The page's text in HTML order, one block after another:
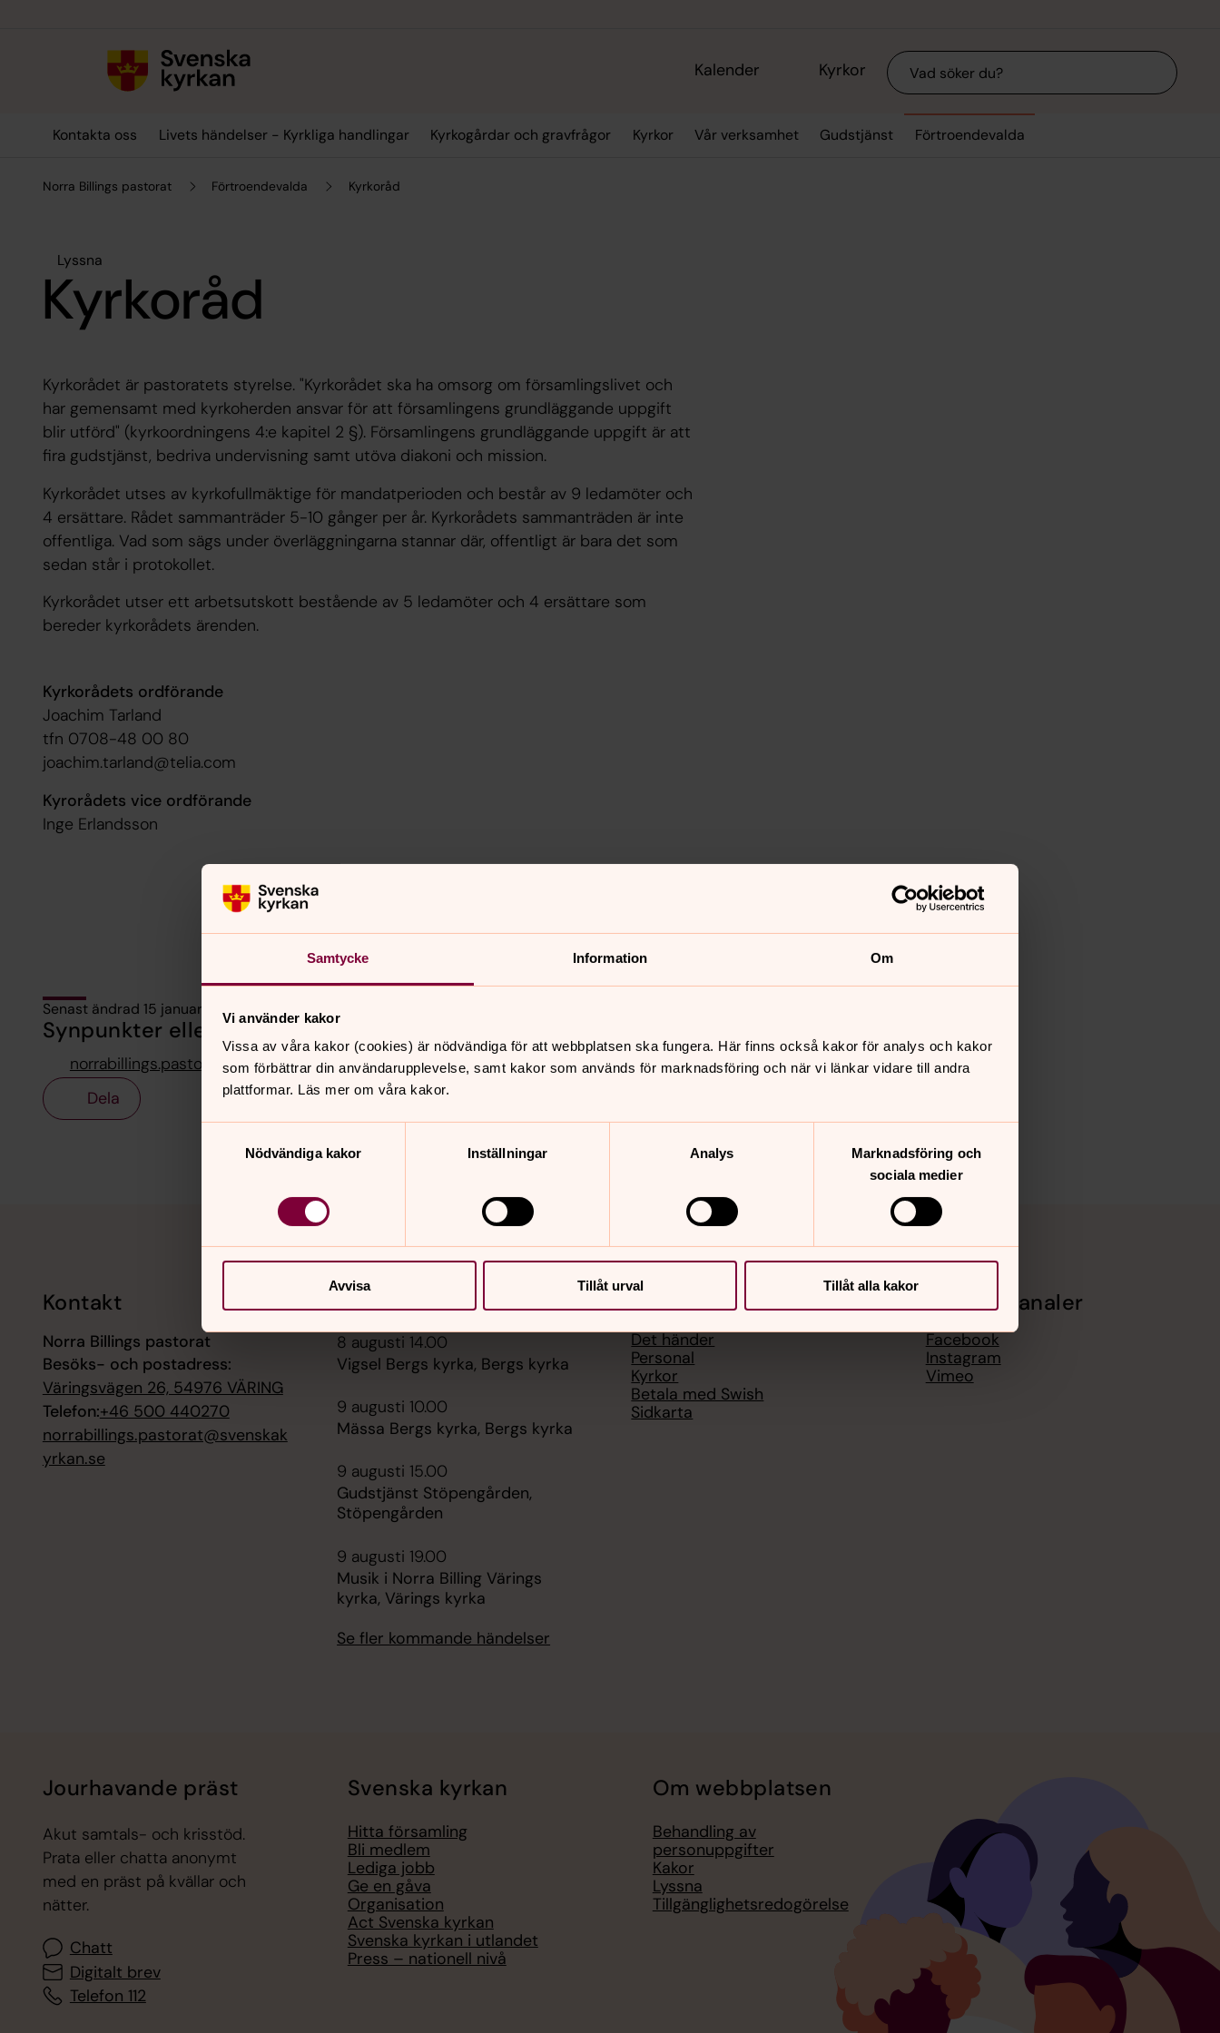
Samtycke Information Om
Vi använder kakor
Vissa av våra kakor (cookies) är nödvändiga för att webbplatsen ska fungera. Här finns också kakor för analys och kakor
som förbättrar din användarupplevelse, samt kakor som används för marknadsföring och när vi länkar vidare till andra
plattformar. Läs mer om våra kakor.
Nödvändiga kakor
Inställningar Analys
Marknadsföring och
sociala medier
Avvisa Tillåt urval Tillåt alla kakor
Kalender Kyrkor Sök
Kontakta oss Livets händelser - Kyrkliga handlingar Kyrkogårdar och gravfrågor Kyrkor Vår verksamhet Gudstjänst Förtroendevalda
Norra Billings pastorat Förtroendevalda Kyrkoråd
Lyssna
Kyrkoråd
Kyrkorådet är pastoratets styrelse. "Kyrkorådet ska ha omsorg om församlingslivet och
har gemensamt med kyrkoherden ansvar för att församlingens grundläggande uppgift
blir utförd" (kyrkoordningens 4:e kapitel 2 §). Församlingens grundläggande uppgift är att
fira gudstjänst, bedriva undervisning samt utöva diakoni och mission.
Kyrkorådet utses av kyrkofullmäktige för mandatperioden och består av 9 ledamöter och
4 ersättare. Rådet sammanträder 5-10 gånger per år. Kyrkorådets sammanträden är inte
offentliga. Vad som sägs under överläggningarna stannar där, offentligt är bara det som
sedan står i protokollet.
Kyrkorådet utser ett arbetsutskott bestående av 5 ledamöter och 4 ersättare som
bereder kyrkorådets ärenden.
Kyrkorådets ordförande
Joachim Tarland
tfn 0708-48 00 80
joachim.tarland@telia.com
Kyrorådets vice ordförande
Inge Erlandsson
Senast ändrad 15 januari 2026
Synpunkter eller frågor på sidans innehåll?
norrabillings.pastorat@svenskakyrkan.se
Dela
Kontakt
Norra Billings pastorat
Besöks- och postadress:
Väringsvägen 26, 54976 VÄRING
Telefon:+46 500 440270
norrabillings.pastorat@svenskak
yrkan.se
Kalender
8 augusti 14.00
Vigsel Bergs kyrka, Bergs kyrka
9 augusti 10.00
Mässa Bergs kyrka, Bergs kyrka
9 augusti 15.00
Gudstjänst Stöpengården,
Stöpengården
9 augusti 19.00
Musik i Norra Billing Värings
kyrka, Värings kyrka
Se fler kommande händelser
Hitta snabbt
Det händer
Personal
Kyrkor
Betala med Swish
Sidkarta
Sociala kanaler
Facebook
Instagram
Vimeo
Jourhavande präst
Akut samtals- och krisstöd.
Prata eller chatta anonymt
med en präst på kvällar och
nätter.
Chatt
Digitalt brev
Telefon 112
Svenska kyrkan
Hitta församling
Bli medlem
Lediga jobb
Ge en gåva
Organisation
Act Svenska kyrkan
Svenska kyrkan i utlandet
Press – nationell nivå
Om webbplatsen
Behandling av
personuppgifter
Kakor
Lyssna
Tillgänglighetsredogörelse